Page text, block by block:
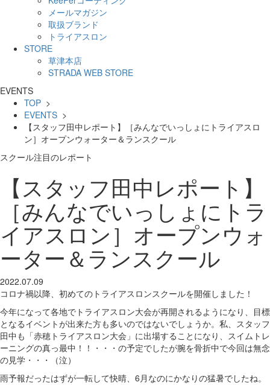
メールマガジン
取扱ブランド
トライアスロン
STORE
草津本店
STRADA WEB STORE
EVENTS
TOP >
EVENTS >
【スタッフ田中レポート】［みんなでいっしょにトライアスロ
ン］オープンウォーター＆ランスクール
スクール注目のレポート
【スタッフ田中レポート】
［みんなでいっしょにトラ
イアスロン］オープンウォ
ーター＆ランスクール
2022.07.09
コロナ禍以降、初めてのトライアスロンスクールを開催しました！
今年になって各地でトライアスロン大会が再開されるようになり、目標
となるイベントが出来た方も多いのではないでしょうか。私、スタッフ
田中も「赤穂トライアスロン大会」に出場することになり、スイムトレ
ーニングの真っ最中！！・・・の予定でしたが腕を骨折中で今回は無念
の見学・・・（泣）
雨予報だったはずが一転して快晴、6月なのにかなりの猛暑でしたね。